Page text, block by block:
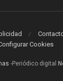
Cookies
-Periódico digital